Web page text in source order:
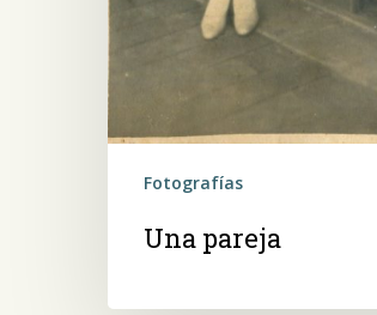
Fotografías
Una pareja